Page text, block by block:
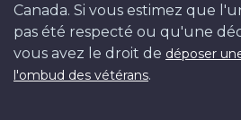
Canada. Si vous estimez que
pas été respecté ou qu'une
vous avez le droit de déposer
l'ombud des vétérans.